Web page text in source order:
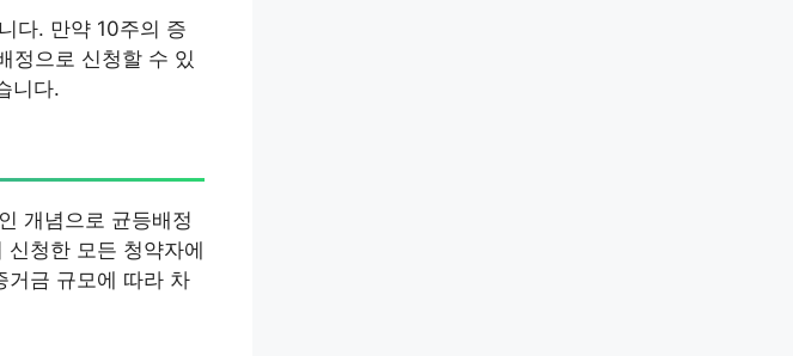
다. 만약 10주의 증
정으로 신청할 수 있
니다.
개념으로 균등배정
청한 모든 청약자에
거금 규모에 따라 차